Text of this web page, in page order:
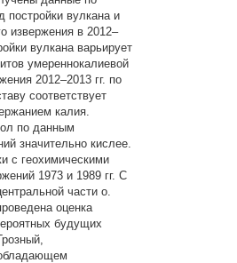
постройки вулкана и
извержения в 2012–
вулкана варьирует
умереннокалиевой
2012–2013 гг. по
соответствует
калия.
по данным
значительно кислее.
с геохимическими
1973 и 1989 гг. С
части о.
оценка
будущих